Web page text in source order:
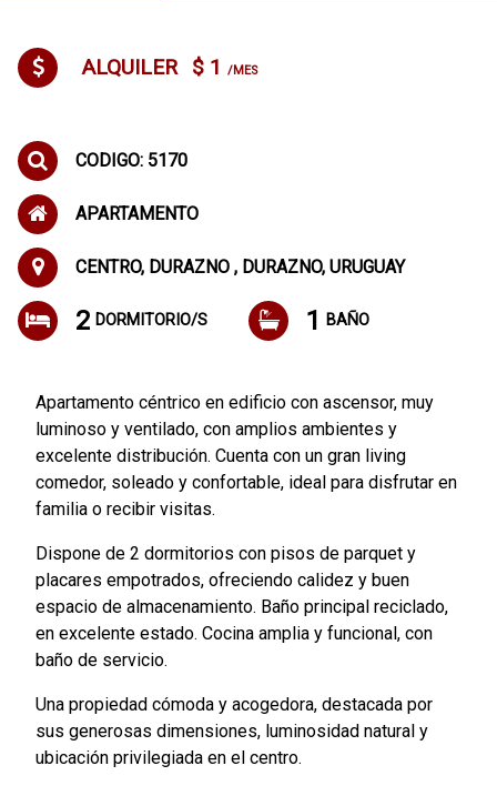
ALQUILER $ 1 /MES
CODIGO: 5170
APARTAMENTO
CENTRO, DURAZNO , DURAZNO, URUGUAY
2 DORMITORIO/S 1 BAÑO
Apartamento céntrico en edificio con ascensor, muy
luminoso y ventilado, con amplios ambientes y
excelente distribución. Cuenta con un gran living
comedor, soleado y confortable, ideal para disfrutar en
familia o recibir visitas.
Dispone de 2 dormitorios con pisos de parquet y
placares empotrados, ofreciendo calidez y buen
espacio de almacenamiento. Baño principal reciclado,
en excelente estado. Cocina amplia y funcional, con
baño de servicio.
Una propiedad cómoda y acogedora, destacada por
sus generosas dimensiones, luminosidad natural y
ubicación privilegiada en el centro.